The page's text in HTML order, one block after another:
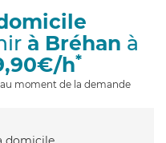
à Bréhan à
h*
moment de la demande